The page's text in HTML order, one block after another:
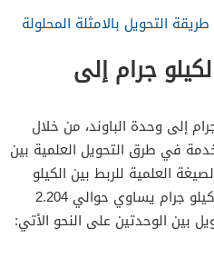
التحويل بالامثلة المحلولة
جرام إلى
إلى وحدة الباوند، من خلال
في طرق التحويل العلمية بين
العلمية للربط بين الكيلو
جرام والباوند، على أن كل واحد كيلو جرام يساوي حوالي 2.204
بين الوحدتين على النحو الأتي: